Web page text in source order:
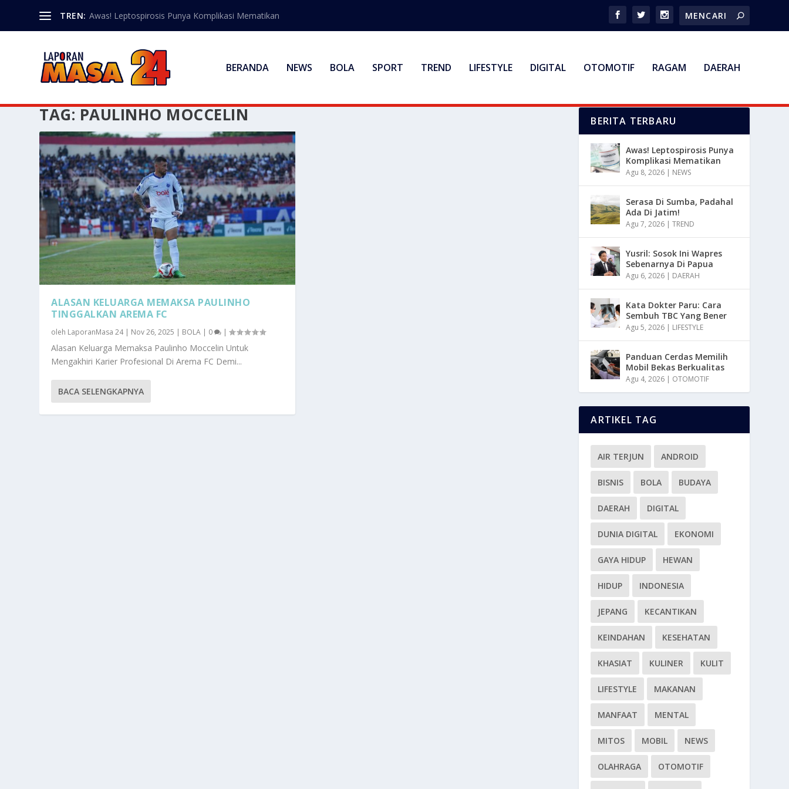
TREN: Awas! Leptospirosis Punya Komplikasi Mematikan
BERANDA NEWS BOLA SPORT TREND LIFESTYLE DIGITAL OTOMOTIF RAGAM DAERAH
TAG: PAULINHO MOCCELIN
ALASAN KELUARGA MEMAKSA PAULINHO
TINGGALKAN AREMA FC
oleh LaporanMasa 24| Nov 26, 2025 | BOLA | 0 |
Alasan Keluarga Memaksa Paulinho Moccelin Untuk
Mengakhiri Karier Profesional Di Arema FC Demi...
BACA SELENGKAPNYA
BERITA TERBARU
Awas! Leptospirosis Punya
Komplikasi Mematikan
Agu 8, 2026 | NEWS
Serasa Di Sumba, Padahal
Ada Di Jatim!
Agu 7, 2026 |TREND
Yusril: Sosok Ini Wapres
Sebenarnya Di Papua
Agu 6, 2026 | DAERAH
Kata Dokter Paru: Cara
Sembuh TBC Yang Bener
Agu 5, 2026 | LIFESTYLE
Panduan Cerdas Memilih
Mobil Bekas Berkualitas
Agu 4, 2026 | OTOMOTIF
ARTIKEL TAG
AIR TERJUN ANDROID
BISNIS BOLA BUDAYA
DAERAH DIGITAL
DUNIA DIGITAL EKONOMI
GAYA HIDUP HEWAN
HIDUP INDONESIA
JEPANG KECANTIKAN
KEINDAHAN KESEHATAN
KHASIAT KULINER KULIT
LIFESTYLE MAKANAN
MANFAAT MENTAL
MITOS MOBIL NEWS
OLAHRAGA OTOMOTIF